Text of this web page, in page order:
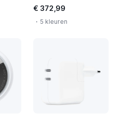
€ 372,99
5 kleuren